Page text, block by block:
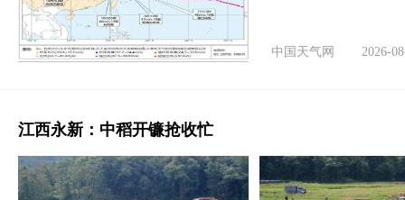
中国天气网 2026-
江西永新：中稻开镰抢收忙